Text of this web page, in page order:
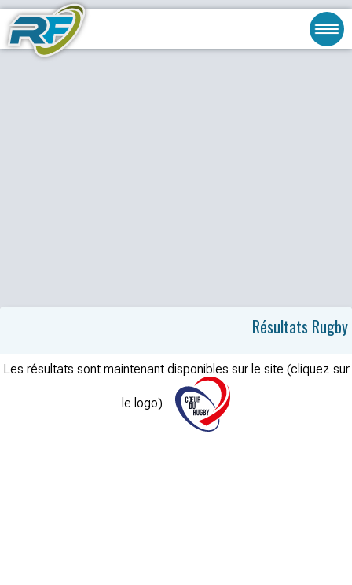
Résultats Rugby
Les résultats sont maintenant disponibles sur le site (cliquez sur
le logo)